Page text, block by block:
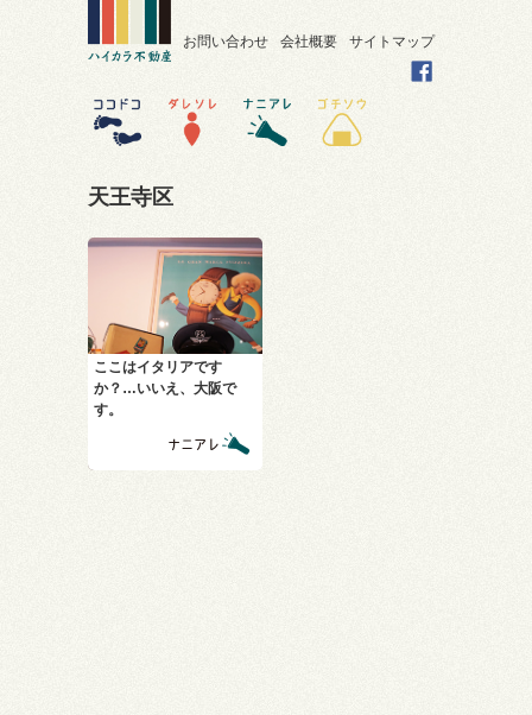
お問い合わせ 会社概要 サイトマップ
天王寺区
ここはイタリアです
か？…いいえ、大阪で
す。